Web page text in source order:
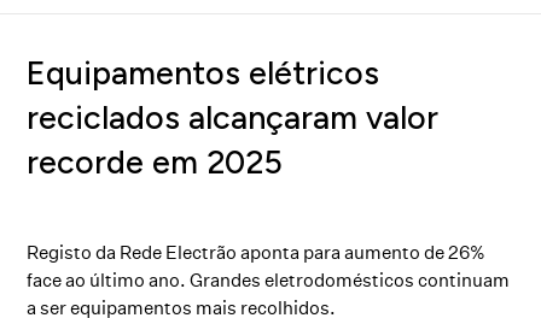
Equipamentos elétricos
reciclados alcançaram valor
recorde em 2025
Registo da Rede Electrão aponta para aumento de 26%
face ao último ano. Grandes eletrodomésticos continuam
a ser equipamentos mais recolhidos.